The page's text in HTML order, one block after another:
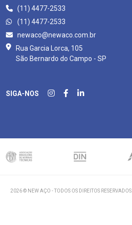
(11) 4477-2533
(11) 4477-2533
newaco@newaco.com.br
Rua Garcia Lorca, 105
São Bernardo do Campo - SP
SIGA-NOS
2026 © NEW AÇO - TODOS OS DIREITOS RESERVADOS.